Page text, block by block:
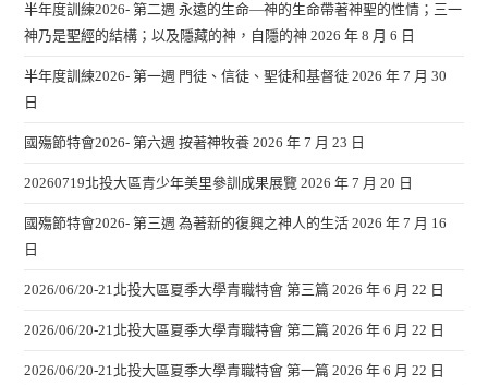
半年度訓練2026- 第二週 永遠的生命—神的生命帶著神聖的性情；三一
神乃是聖經的結構；以及隱藏的神，自隱的神 2026 年 8 月 6 日
半年度訓練2026- 第一週 門徒、信徒、聖徒和基督徒 2026 年 7 月 30
日
國殤節特會2026- 第六週 按著神牧養 2026 年 7 月 23 日
20260719北投大區青少年美里參訓成果展覽 2026 年 7 月 20 日
國殤節特會2026- 第三週 為著新的復興之神人的生活 2026 年 7 月 16
日
2026/06/20-21北投大區夏季大學青職特會 第三篇 2026 年 6 月 22 日
2026/06/20-21北投大區夏季大學青職特會 第二篇 2026 年 6 月 22 日
2026/06/20-21北投大區夏季大學青職特會 第一篇 2026 年 6 月 22 日